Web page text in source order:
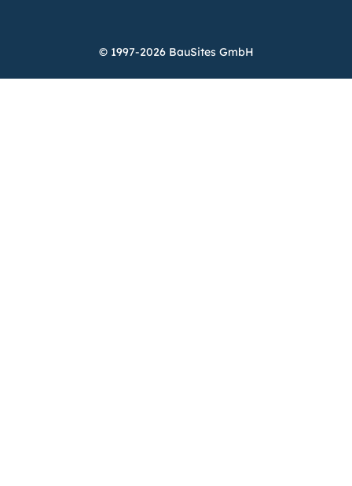
© 1997-2026 BauSites GmbH